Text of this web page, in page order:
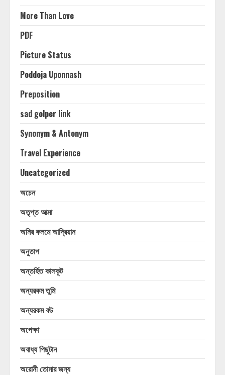
More Than Love
PDF
Picture Status
Poddoja Uponnash
Preposition
sad golper link
Synonym & Antonym
Travel Experience
Uncategorized
অচেন
অতৃপ্ত আত্মা
অনির কলমে আদ্রিয়ান
অনুতাপ
অন্তর্হিত কালকূট
অন্যরকম তুমি
অন্যরকম বউ
অপেক্ষা
অবাধ্য পিছুটান
অরোনী তোমার জন্য